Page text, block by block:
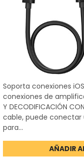
Soporta conexiones
conexiones de
Y DECODIFICACIÓN
cable, puede conectar
para...
AÑADIR